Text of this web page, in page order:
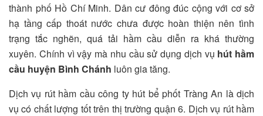
thành phố Hồ Chí Minh. Dân cư đông đúc cộng với cơ sở
hạ tầng cấp thoát nước chưa được hoàn thiện nên tình
trạng tắc nghẽn, quá tải hầm cầu diễn ra khá thường
xuyên. Chính vì vậy mà nhu cầu sử dụng dịch vụ hút hầm
cầu huyện Bình Chánh luôn gia tăng.
Dịch vụ rút hầm cầu công ty hút bể phốt Tràng An là dịch
vụ có chất lượng tốt trên thị trường quận 6. Dịch vụ rút hầm